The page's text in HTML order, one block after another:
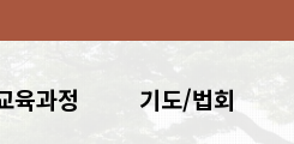
육과정 기도/법회